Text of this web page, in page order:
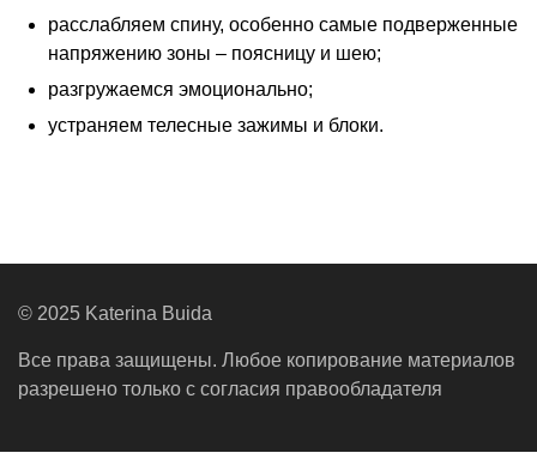
расслабляем спину, особенно самые подверженные
напряжению зоны – поясницу и шею;
разгружаемся эмоционально;
устраняем телесные зажимы и блоки.
© 2025 Katerina Buida
Все права защищены. Любое копирование материалов
разрешено только с согласия правообладателя